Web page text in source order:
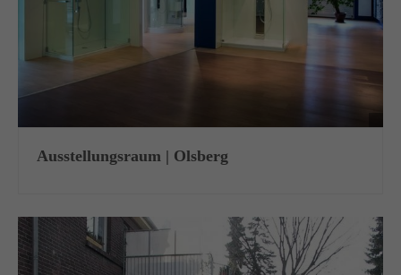
Register|
Support
Lorem ipsum dolor sit amet:
24h / 365days
Ausstellungsraum | Olsberg